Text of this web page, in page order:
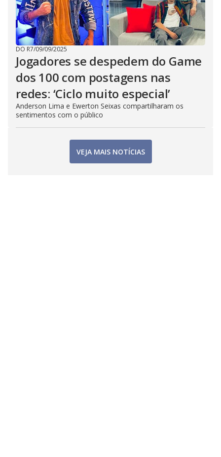
DO R7/09/09/2025
Jogadores se despedem do Game
dos 100 com postagens nas
redes: ‘Ciclo muito especial’
Anderson Lima e Ewerton Seixas compartilharam os
sentimentos com o público
VEJA MAIS NOTÍCIAS